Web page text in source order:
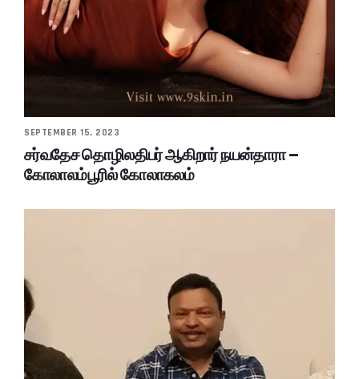
SEPTEMBER 15, 2023
சர்வதேச தொழிலதிபர் ஆகிறார் நயன்தாரா –
கோலாலம்பூரில் கோலாகலம்